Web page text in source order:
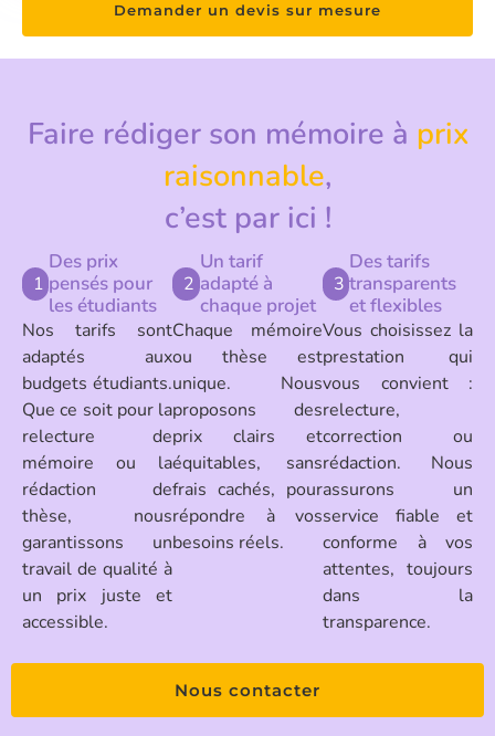
Demander un devis sur mesure
Faire rédiger son mémoire à prix
raisonnable,
c’est par ici !
1
Des prix
pensés pour
les étudiants
Nos tarifs sont
adaptés aux
budgets étudiants.
Que ce soit pour la
relecture de
mémoire ou la
rédaction de
thèse, nous
garantissons un
travail de qualité à
un prix juste et
accessible.
2
Un tarif
adapté à
chaque projet
Chaque mémoire
ou thèse est
unique. Nous
proposons des
prix clairs et
équitables, sans
frais cachés, pour
répondre à vos
besoins réels.
3
Des tarifs
transparents
et flexibles
Vous choisissez la
prestation qui
vous convient :
relecture,
correction ou
rédaction. Nous
assurons un
service fiable et
conforme à vos
attentes, toujours
dans la
transparence.
Nous contacter